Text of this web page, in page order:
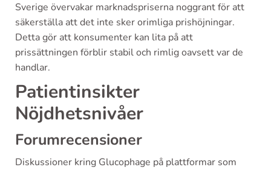
Sverige övervakar marknadspriserna noggrant för att
säkerställa att det inte sker orimliga prishöjningar.
Detta gör att konsumenter kan lita på att
prissättningen förblir stabil och rimlig oavsett var de
handlar.
Patientinsikter
Nöjdhetsnivåer
Forumrecensioner
Diskussioner kring Glucophage på plattformar som